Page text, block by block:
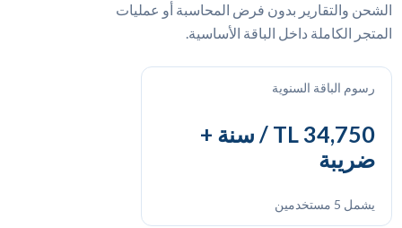
الشحن والتقارير بدون فرض المحاسبة أو عمليات
المتجر الكاملة داخل الباقة الأساسية.
رسوم الباقة السنوية
34,750 TL / سنة +
ضريبة
يشمل 5 مستخدمين